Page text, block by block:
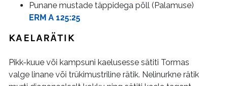
Punane mustade täppidega põll (Palamuse)
ERM A 125:25
KAELARÄTIK
Pikk-kuue või kampsuni kaelusesse sätiti Tormas
valge linane või trükimustriline rätik. Nelinurkne rätik